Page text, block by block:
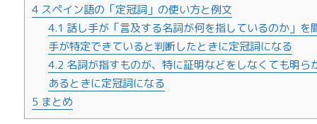
4 スペイン語の「定冠詞」の使い方と例文
4.1 話し手が「言及する名詞が何を指しているのか」を
手が特定できていると判断したときに定冠詞になる
4.2 名詞が指すものが、特に証明などをしなくても明ら
あるときに定冠詞になる
5 まとめ